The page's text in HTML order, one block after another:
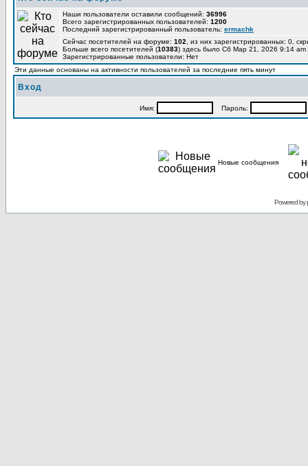
Наши пользователи оставили сообщений: 36996
Всего зарегистрированных пользователей: 1200
Последний зарегистрированный пользователь: ermachk
Сейчас посетителей на форуме: 102 , из них зарегистрированных: 0,
Больше всего посетителей (10383) здесь было Сб Мар 21, 2026 9:14 am
Зарегистрированные пользователи: Нет
Эти данные основаны на активности пользователей за последние пять минут
Вход
Имя: Пароль:
Новые сообщения
Powered by